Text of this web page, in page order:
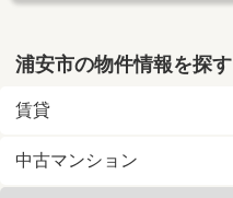
浦安市の物件情報を探す
賃貸
中古マンション